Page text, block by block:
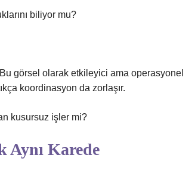
biliyor mu?
görsel olarak etkileyici ama operasyonel
koordinasyon da zorlaşır.
kusursuz işler mi?
Aynı Karede